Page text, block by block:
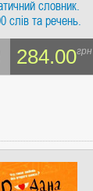
словник.
слів та речень.
К. Є. Жива
284.00грн